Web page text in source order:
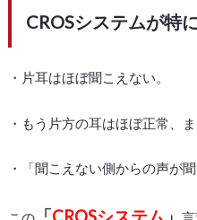
CROSシステムが特
・片耳はほぼ聞こえない。
・もう片方の耳はほぼ正常、
・「聞こえない側からの声が